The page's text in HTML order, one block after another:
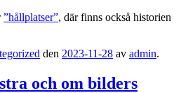
”hållplatser”, där finns också historien
den 2023-11-28 av admin.
och om bilders